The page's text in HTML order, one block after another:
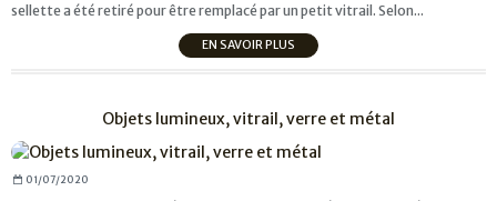
sellette a été retiré pour être remplacé par un petit vitrail. Selon...
EN SAVOIR PLUS
Objets lumineux, vitrail, verre et métal
01/07/2020